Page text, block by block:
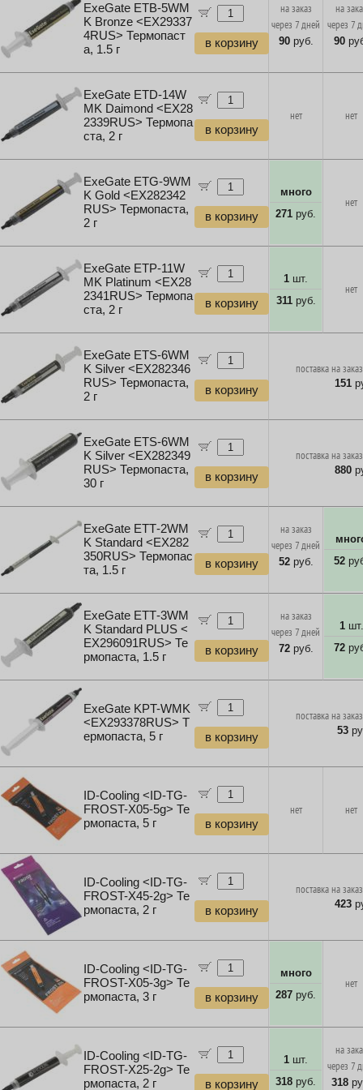
ExeGate ETB-5WM
K Bronze <EX29337
4RUS> Термопаст
а, 1.5 г
в корзину
на заказ
через 7 дней
90руб.
на
через 7
90
ExeGate ETD-14W
MK Daimond <EX28
2339RUS> Термопа
ста, 2 г
в корзину
нет нет
ExeGate ETG-9WM
K Gold <EX282342
RUS> Термопаста,
2 г
в корзину
много
271 руб.
нет
ExeGate ETP-11W
MK Platinum <EX28
2341RUS> Термопа
ста, 2 г
в корзину
1 шт.
311руб.
нет
ExeGate ETS-6WM
K Silver <EX282346
RUS> Термопаста,
2 г
в корзину
поставка на
151
ExeGate ETS-6WM
K Silver <EX282349
RUS> Термопаста,
30 г
в корзину
поставка на
880
ExeGate ETТ-2WM
K Standard <EX282
350RUS> Термопас
та, 1.5 г
в корзину
на заказ
через 7 дней
52руб.
52
ExeGate ETТ-3WM
K Standard PLUS <
EX296091RUS> Те
рмопаста, 1.5 г
в корзину
на заказ
через 7 дней
72руб.
1шт.
72
ExeGate KPT-WMK
<EX293378RUS> Т
ермопаста, 5 г
в корзину
поставка на
53
ID-Cooling <ID-TG-
FROST-X05-5g> Те
рмопаста, 5 г
в корзину
нет нет
ID-Cooling <ID-TG-
FROST-X45-2g> Те
рмопаста, 2 г
в корзину
поставка на
423
ID-Cooling <ID-TG-
FROST-X05-3g> Те
рмопаста, 3 г
в корзину
много
287 руб.
нет
ID-Cooling <ID-TG-
FROST-X25-2g> Те
рмопаста, 2 г
в корзину
1 шт.
318 руб.
на
через 7
318